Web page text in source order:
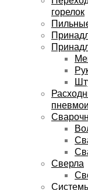
горелок
Сверла